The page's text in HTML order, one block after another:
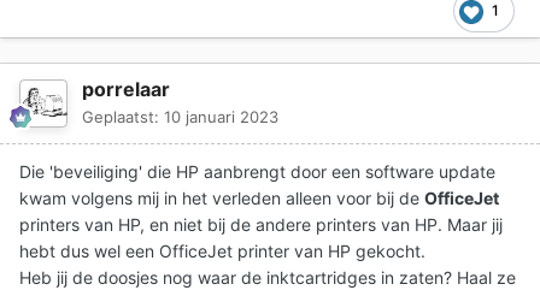
1
porrelaar
Geplaatst: 10 januari 2023
Die 'beveiliging' die HP aanbrengt door een software update
kwam volgens mij in het verleden alleen voor bij de OfficeJet
printers van HP, en niet bij de andere printers van HP. Maar jij
hebt dus wel een OfficeJet printer van HP gekocht.
Heb jij de doosjes nog waar de inktcartridges in zaten? Haal ze